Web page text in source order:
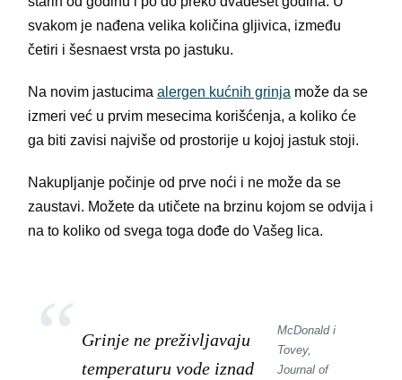
svakom je nađena velika količina gljivica, između
četiri i šesnaest vrsta po jastuku.
Na novim jastucima alergen kućnih grinja može da se
izmeri već u prvim mesecima korišćenja, a koliko će
ga biti zavisi najviše od prostorije u kojoj jastuk stoji.
Nakupljanje počinje od prve noći i ne može da se
zaustavi. Možete da utičete na brzinu kojom se odvija i
na to koliko od svega toga dođe do Vašeg lica.
Grinje ne preživljavaju
temperaturu vode iznad
McDonald i
Tovey,
Journal of